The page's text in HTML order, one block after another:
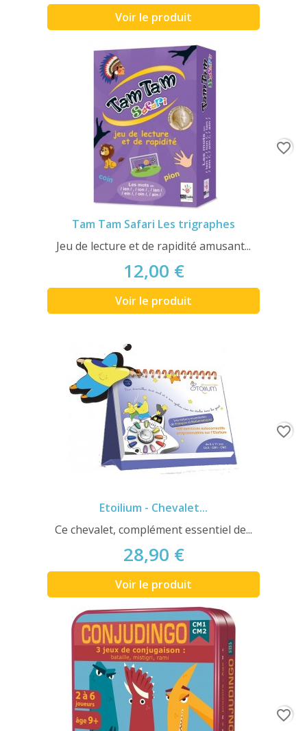
Voir le produit
Tam Tam Safari Les trigraphes
Jeu de lecture et de rapidité amusant...
12,00 €
Voir le produit
favorite_border
Etoilium - Chevalet...
Ce chevalet, complément essentiel de...
28,90 €
Voir le produit
favorite_border
favorite_border